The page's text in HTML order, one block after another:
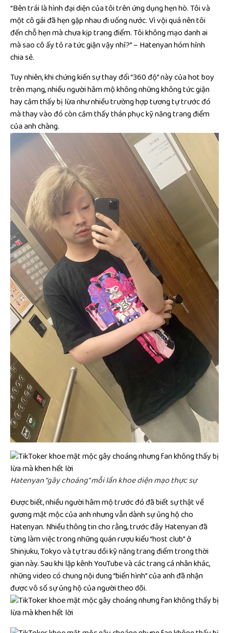
“Bên trái là hình đại diện của tôi trên ứng dụng hẹn hò. Tôi và
một cô gái đã hẹn gặp nhau đi uống nước. Vì vội quá nên tôi
đến chỗ hẹn mà chưa kịp trang điểm. Tôi không mạo danh ai
mà sao cô ấy tỏ ra tức giận vậy nhỉ?” – Hatenyan hóm hỉnh
chia sẻ.
Tuy nhiên, khi chứng kiến sự thay đổi “360 độ” này của hot boy
trên mạng, nhiều người hâm mộ không những không tức giận
hay cảm thấy bị lừa như nhiều trường hợp tương tự trước đó
mà thay vào đó còn cảm thấy thán phục kỹ năng trang điểm
của anh chàng.
Hatenyan “gây choáng” mỗi lần khoe diện mạo thực sự
Được biết, nhiều người hâm mộ trước đó đã biết sự thật về
gương mặt mộc của anh nhưng vẫn dành sự ủng hộ cho
Hatenyan. Nhiều thông tin cho rằng, trước đây Hatenyan đã
từng làm việc trong những quán rượu kiểu “host club” ở
Shinjuku, Tokyo và tự trau dồi kỹ năng trang điểm trong thời
gian này. Sau khi lập kênh YouTube và các trang cá nhân khác,
những video có chung nội dung “biến hình” của anh đã nhận
được vô số sự ủng hộ của người theo dõi.